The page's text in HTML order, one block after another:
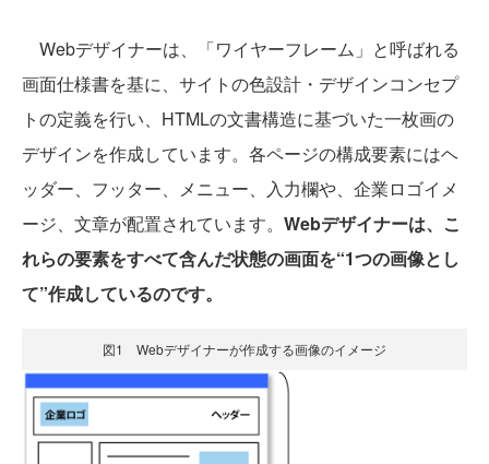
Webデザイナーは、「ワイヤーフレーム」と呼ばれる
画面仕様書を基に、サイトの色設計・デザインコンセプ
トの定義を行い、HTMLの文書構造に基づいた一枚画の
デザインを作成しています。各ページの構成要素にはヘ
ッダー、フッター、メニュー、入力欄や、企業ロゴイメ
ージ、文章が配置されています。 Webデザイナーは、こ
れらの要素をすべて含んだ状態の画面を“1つの画像とし
て”作成しているのです。
図1 Webデザイナーが作成する画像のイメージ